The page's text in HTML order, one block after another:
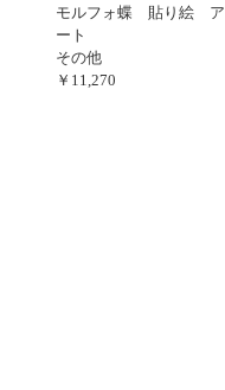
モルフォ蝶 貼り絵 ア
ート
その他
￥11,270